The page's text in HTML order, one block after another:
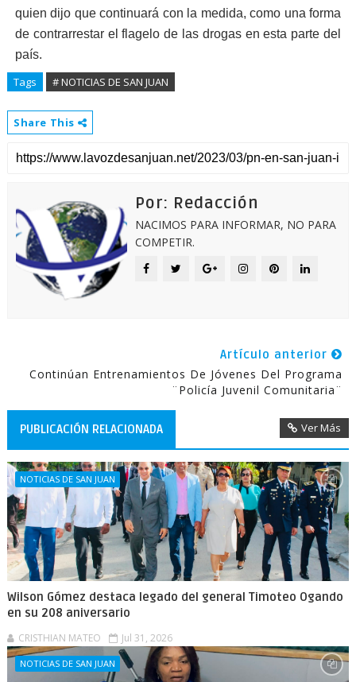
quien dijo que continuará con la medida, como una forma
de contrarrestar el flagelo de las drogas en esta parte del
país.
Tags # NOTICIAS DE SAN JUAN
Share This
Por: Redacción
NACIMOS PARA INFORMAR, NO PARA
COMPETIR.
Artículo anterior
Continúan Entrenamientos De Jóvenes Del Programa
¨Policía Juvenil Comunitaria¨
PUBLICACIÓN RELACIONADA Ver Más
NOTICIAS DE SAN JUAN
Wilson Gómez destaca legado del general Timoteo Ogando
en su 208 aniversario
CRISTHIAN MATEO Jul 31, 2026
NOTICIAS DE SAN JUAN